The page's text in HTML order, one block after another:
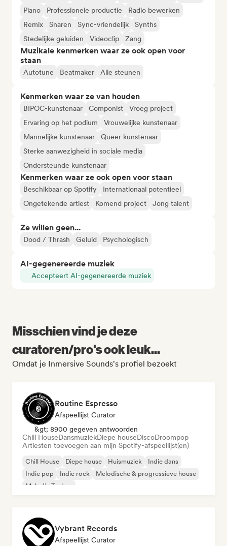
Piano Professionele productie
Radio bewerken
Remix
Snaren Sync-vriendelijk
Synths
Stedelijke geluiden
Videoclip Zang
Muzikale kenmerken waar ze ook open voor
staan
Autotune Beatmaker Alle steunen
Kenmerken waar ze van houden
BIPOC-kunstenaar Componist
Vroeg project
Ervaring op het podium
Vrouwelijke kunstenaar
Mannelijke kunstenaar
Queer kunstenaar
Sterke aanwezigheid in sociale media
Ondersteunde kunstenaar
Kenmerken waar ze ook open voor staan
Beschikbaar op Spotify
Internationaal potentieel
Ongetekende artiest
Komend project Jong talent
Ze willen geen...
Dood / Thrash Geluid Psychologisch
AI-gegenereerde muziek
Accepteert AI-gegenereerde muziek
Misschien vind je deze
curatoren/pro's ook leuk...
Omdat je Inmersive Sounds's profiel bezoekt
Routine Espresso
Afspeellijst Curator
&gt; 8900 gegeven antwoorden
Chill HouseDansmuziekDiepe houseDiscoDroompop
Artiesten toevoegen aan mijn Spotify-afspeellijst(en)
Chill House Diepe house Huismuziek
Indie dans
Indie pop
Indie rock
Melodische & progressieve house
Melodic Techno
Vybrant Records
Afspeellijst Curator